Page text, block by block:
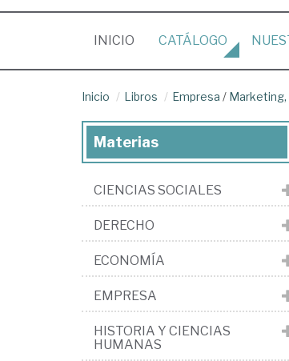
INICIO (CURRENT)
CATÁLOGO
Inicio Libros Empresa / Marketing,
Materias
CIENCIAS SOCIALES
DERECHO
ECONOMÍA
EMPRESA
HISTORIA Y CIENCIAS
HUMANAS